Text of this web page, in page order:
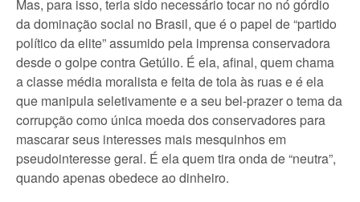
Mas, para isso, teria sido necessário tocar no nó górdio
da dominação social no Brasil, que é o papel de “partido
político da elite” assumido pela imprensa conservadora
desde o golpe contra Getúlio. É ela, afinal, quem chama
a classe média moralista e feita de tola às ruas e é ela
que manipula seletivamente e a seu bel-prazer o tema da
corrupção como única moeda dos conservadores para
mascarar seus interesses mais mesquinhos em
pseudointeresse geral. É ela quem tira onda de “neutra”,
quando apenas obedece ao dinheiro.